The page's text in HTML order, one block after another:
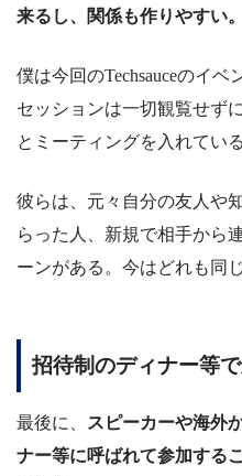
来るし、関係も作りやすい。
僕は今回のTechsauceのイ
セッションは一切観覧せず
とミーティングを入れている
彼らは、元々自分の友人や
らった人、新規で相手から
ーンがある。今はどれも同
招待制のディナー等
最後に、
スピーカーや海外
ナー等に呼ばれて参加する